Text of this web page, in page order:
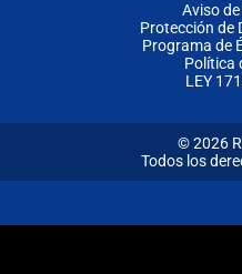
Aviso
Protección de
Programa de
Política
LEY
© 2026
Todos los